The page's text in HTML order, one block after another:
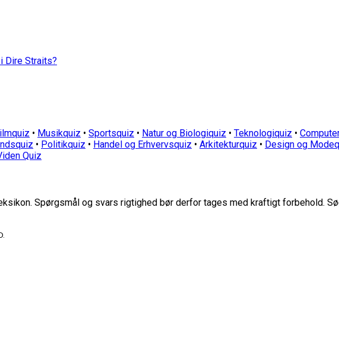
Dire Straits?
• Musikquiz • Sportsquiz • Natur og Biologiquiz • Teknologiquiz •
• Politikquiz • Handel og Erhvervsquiz • Arkitekturquiz • Design og
Quiz
Spørgsmål og svars rigtighed bør derfor tages med kraftigt forbehold.